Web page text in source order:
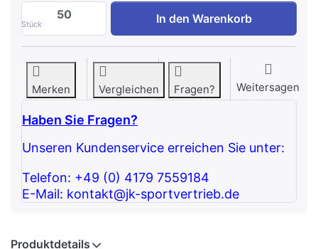
Stück
Granuflex® Fitnessboden EPDM COLOR
In den Warenkorb
Merken Vergleichen Fragen? Weitersagen
Haben Sie Fragen?
Unseren Kundenservice erreichen Sie unter:
Telefon: +49 (0) 4179 7559184
E-Mail: kontakt@jk-sportvertrieb.de
Produktdetails